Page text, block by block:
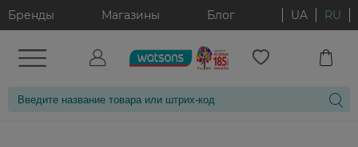
Бренды Магазины Блог UA RU